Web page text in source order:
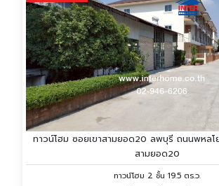
ทาวน์โฮม ซอยเขาสามยอด20 ลพบุรี ถนนพหลโ
สามยอด20
ทาวน์โฮม 2 ชั้น 19.5 ตร.ว.